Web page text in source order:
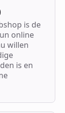
is de
online
willen
is en